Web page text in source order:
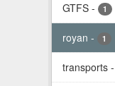
GTFS - 1
royan - 1
transports -